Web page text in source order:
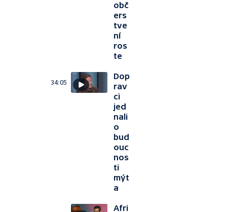
obč
ers
tve
ní
ros
te
34:05
Dop
rav
ci
jed
nali
o
bud
ouc
nos
ti
mýt
a
Afri